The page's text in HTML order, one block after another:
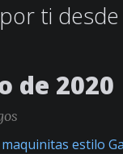
ti
de 2020
estilo